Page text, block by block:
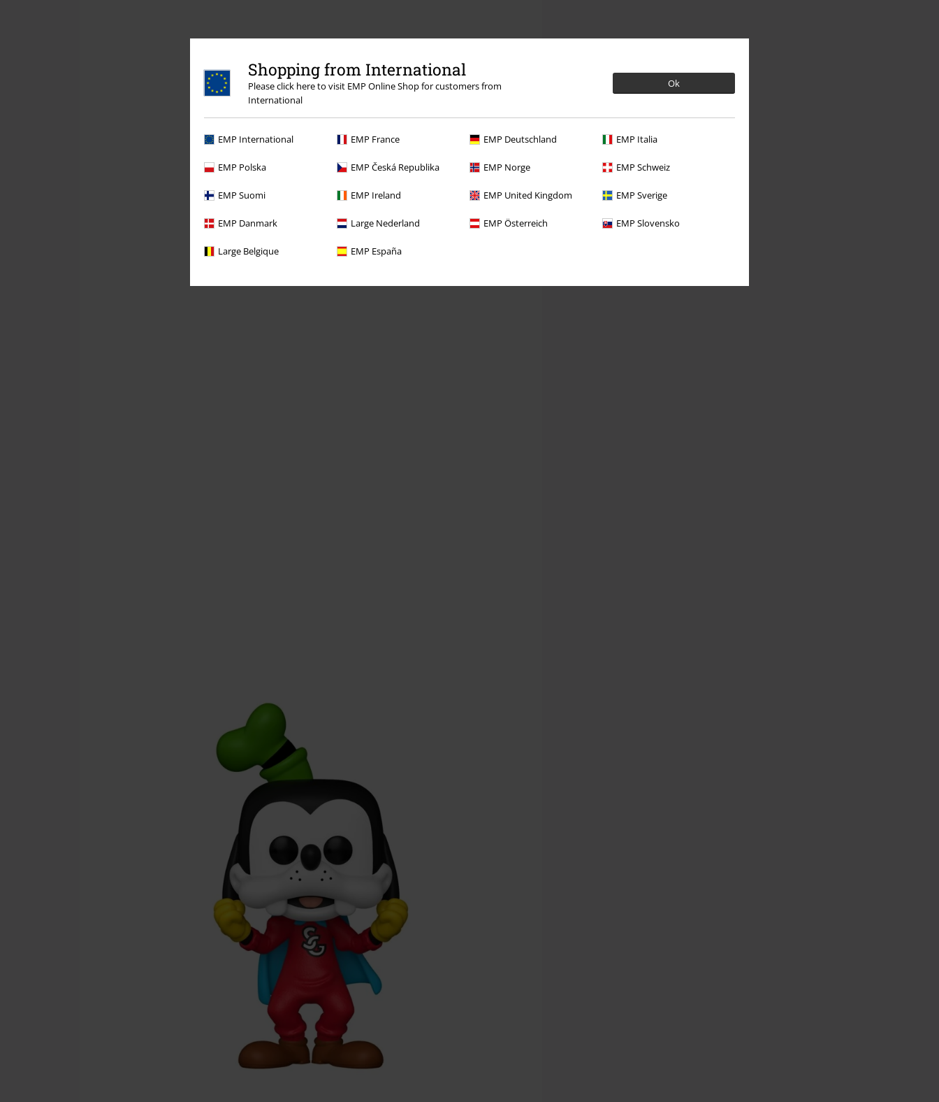
Shopping from International
Please click here to visit EMP Online Shop for customers from
International
Ok
EMP International EMP France EMP Deutschland EMP Italia
EMP Polska EMP Česká Republika EMP Norge EMP Schweiz
EMP Suomi EMP Ireland EMP United Kingdom EMP Sverige
EMP Danmark Large Nederland EMP Österreich EMP Slovensko
Large Belgique EMP España